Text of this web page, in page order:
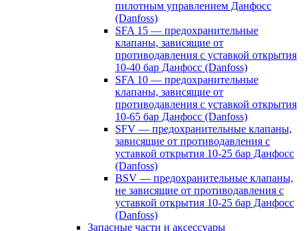
пилотным управлением Данфосс
(Danfoss)
SFA 15 — предохранительные
клапаны, зависящие от
противодавления с уставкой открытия
10-40 бар Данфосс (Danfoss)
SFA 10 — предохранительные
клапаны, зависящие от
противодавления с уставкой открытия
10-65 бар Данфосс (Danfoss)
SFV — предохранительные клапаны,
зависящие от противодавления с
уставкой открытия 10-25 бар Данфосс
(Danfoss)
BSV — предохранительные клапаны,
не зависящие от противодавления с
уставкой открытия 10-25 бар Данфосс
(Danfoss)
Запасные части и аксессуары